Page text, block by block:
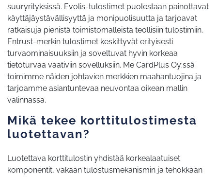
suuryrityksissä. Evolis-tulostimet puolestaan painottavat
käyttäjäystävällisyyttä ja monipuolisuutta ja tarjoavat
ratkaisuja pienistä toimistomalleista teollisiin tulostimiin.
Entrust-merkin tulostimet keskittyvät erityisesti
turvaominaisuuksiin ja soveltuvat hyvin korkeaa
tietoturvaa vaativiin sovelluksiin. Me CardPlus Oy:ssä
toimimme näiden johtavien merkkien maahantuojina ja
tarjoamme asiantuntevaa neuvontaa oikean mallin
valinnassa.
Mikä tekee korttitulostimesta
luotettavan?
Luotettava korttitulostin yhdistää korkealaatuiset
komponentit, vakaan tulostusmekanismin ja tehokkaan